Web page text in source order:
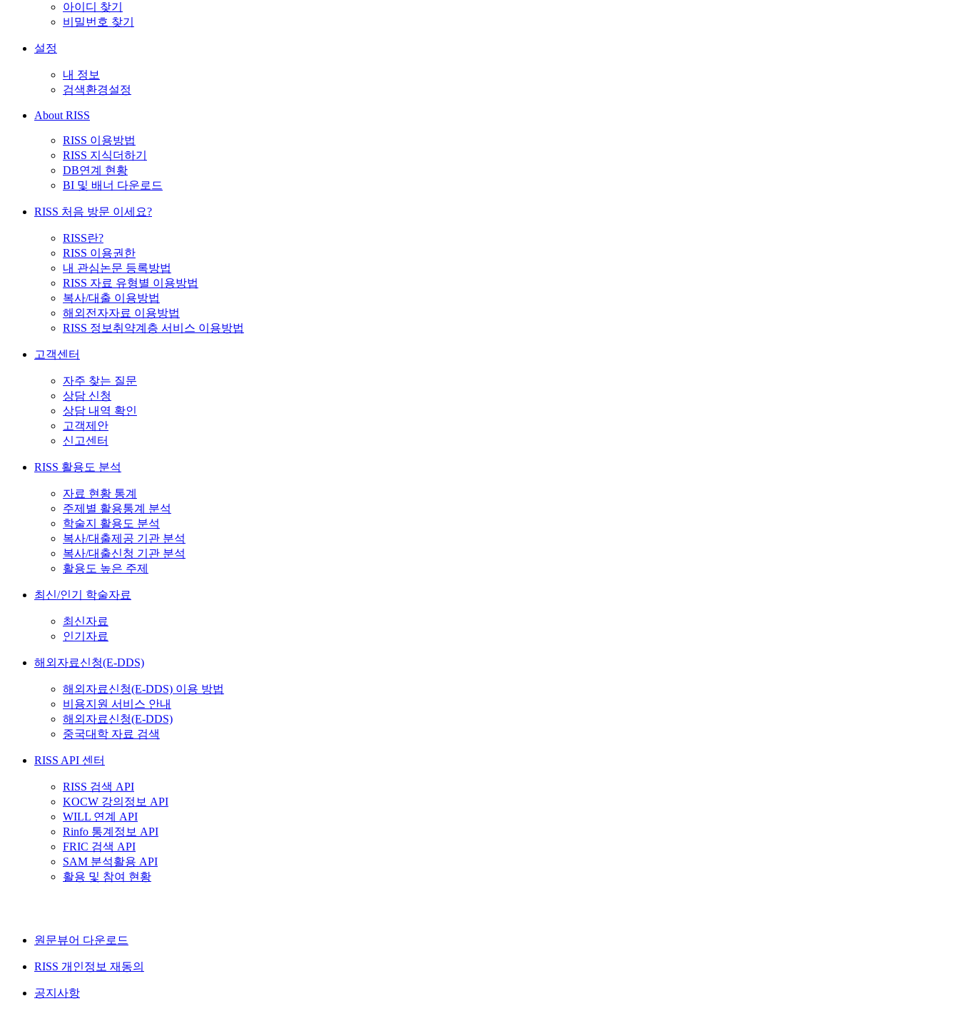
아이디 찾기
비밀번호 찾기
설정
내 정보
검색환경설정
About RISS
RISS 이용방법
RISS 지식더하기
DB연계 현황
BI 및 배너 다운로드
RISS 처음 방문 이세요?
RISS란?
RISS 이용권한
내 관심논문 등록방법
RISS 자료 유형별 이용방법
복사/대출 이용방법
해외전자자료 이용방법
RISS 정보취약계층 서비스 이용방법
고객센터
자주 찾는 질문
상담 신청
상담 내역 확인
고객제안
신고센터
RISS 활용도 분석
자료 현황 통계
주제별 활용통계 분석
학술지 활용도 분석
복사/대출제공 기관 분석
복사/대출신청 기관 분석
활용도 높은 주제
최신/인기 학술자료
최신자료
인기자료
해외자료신청(E-DDS)
해외자료신청(E-DDS) 이용 방법
비용지원 서비스 안내
해외자료신청(E-DDS)
중국대학 자료 검색
RISS API 센터
RISS 검색 API
KOCW 강의정보 API
WILL 연계 API
Rinfo 통계정보 API
FRIC 검색 API
SAM 분석활용 API
활용 및 참여 현황
원문뷰어 다운로드
RISS 개인정보 재동의
공지사항